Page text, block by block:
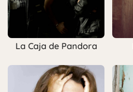
La Caja de Pandora